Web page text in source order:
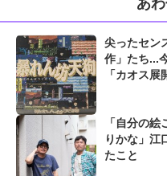
あ
尖ったセン
作」たち...
「カオス展
「自分の
りかな」江
たこと